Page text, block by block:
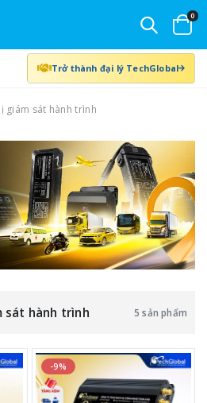
0
Trở thành đại lý TechGlobal
giám sát hành trình
sát hành trình 5 sản phẩm
-9%